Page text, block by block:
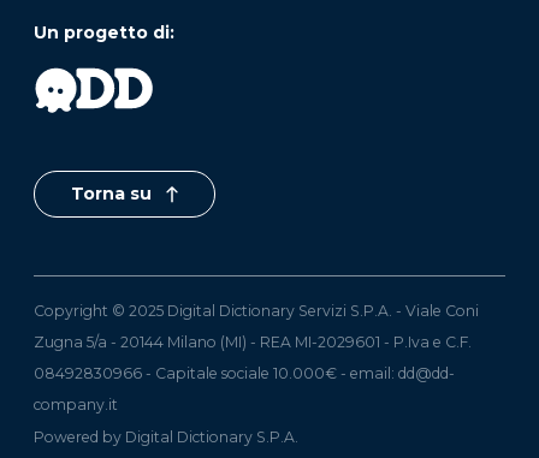
Un progetto di:
Torna su
Copyright © 2025 Digital Dictionary Servizi S.P.A. - Viale Coni
Zugna 5/a - 20144 Milano (MI) - REA MI-2029601 - P.Iva e C.F.
08492830966 - Capitale sociale 10.000€ - email: dd@dd-
company.it
Powered by Digital Dictionary S.P.A.